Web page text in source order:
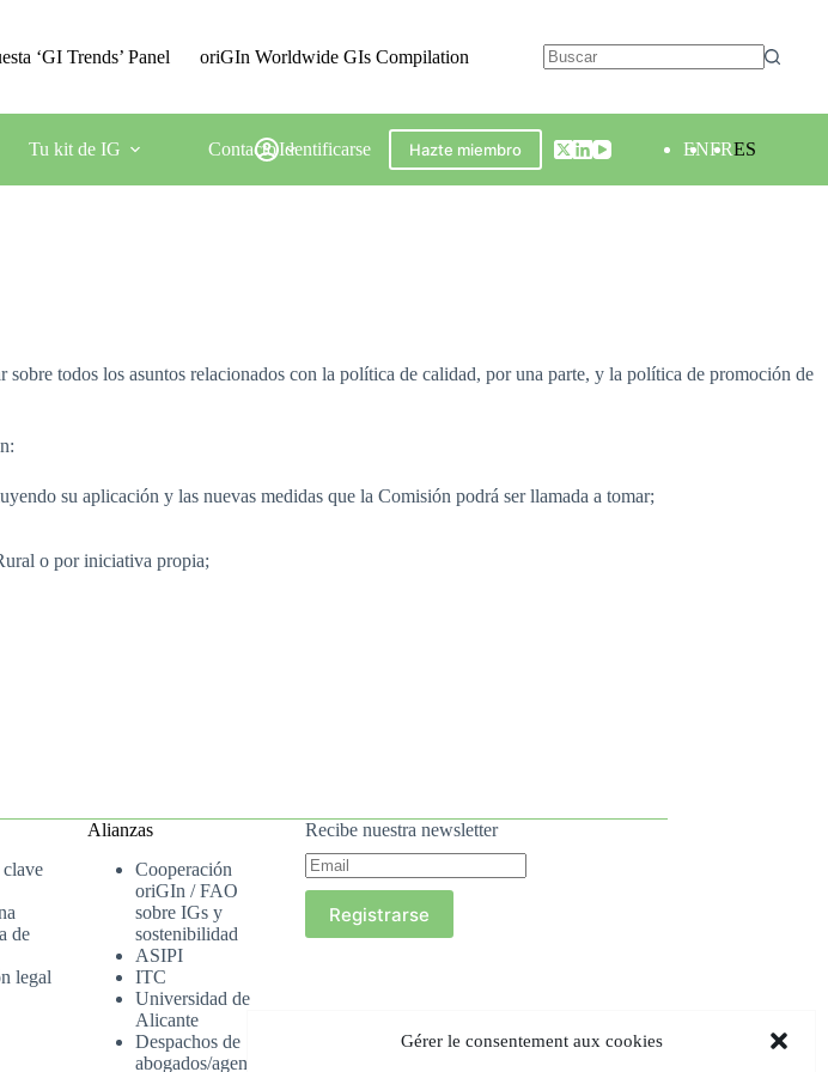
Gérer le consentement aux cookies
‘GI Trends’ Panel oriGIn Worldwide GIs Compilation
Tu kit de IG ContactoIdentificarse Hazte miembro ENFRES
todos los asuntos relacionados con la política de calidad, por una parte, y la política de promoción de
su aplicación y las nuevas medidas que la Comisión podrá ser llamada a tomar;
o por iniciativa propia;
de
legal
Alianzas
Cooperación
oriGIn / FAO
sobre IGs y
sostenibilidad
ASIPI
ITC
Universidad de
Alicante
Despachos de
abogados/agenci
Recibe nuestra newsletter
Registrarse